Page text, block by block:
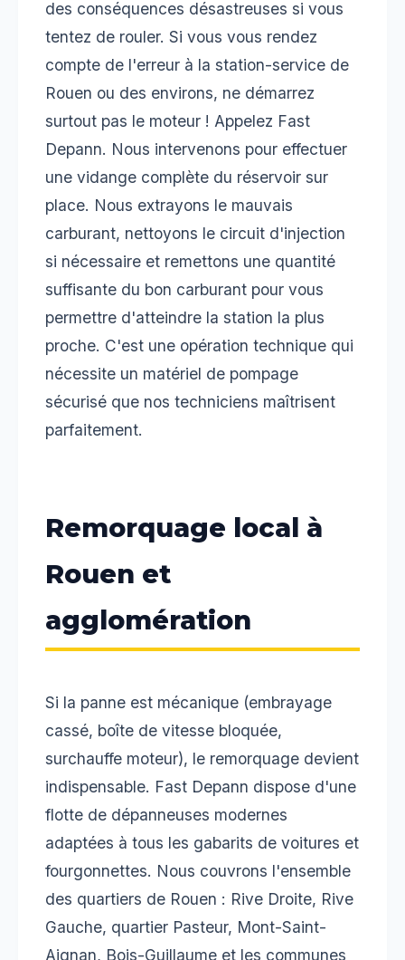
des conséquences désastreuses si vous
tentez de rouler. Si vous vous rendez
compte de l'erreur à la station-service de
Rouen ou des environs, ne démarrez
surtout pas le moteur ! Appelez Fast
Depann. Nous intervenons pour effectuer
une vidange complète du réservoir sur
place. Nous extrayons le mauvais
carburant, nettoyons le circuit d'injection
si nécessaire et remettons une quantité
suffisante du bon carburant pour vous
permettre d'atteindre la station la plus
proche. C'est une opération technique qui
nécessite un matériel de pompage
sécurisé que nos techniciens maîtrisent
parfaitement.
Remorquage local à
Rouen et
agglomération
Si la panne est mécanique (embrayage
cassé, boîte de vitesse bloquée,
surchauffe moteur), le remorquage devient
indispensable. Fast Depann dispose d'une
flotte de dépanneuses modernes
adaptées à tous les gabarits de voitures et
fourgonnettes. Nous couvrons l'ensemble
des quartiers de Rouen : Rive Droite, Rive
Gauche, quartier Pasteur, Mont-Saint-
Aignan, Bois-Guillaume et les communes